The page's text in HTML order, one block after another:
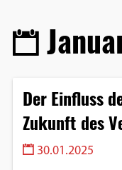
Der Einfluss
Zukunft des
30.01.2025